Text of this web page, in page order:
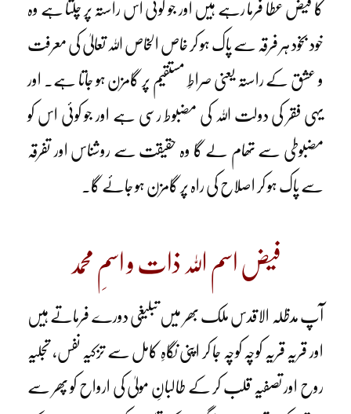
کا فیض عطا فرما رہے ہیں اور جو کوئی اس راستہ پر چلتا ہے وہ
خود بخود ہر فرقہ سے پاک ہو کر خاص الخاص اللہ تعالیٰ کی معرفت
و عشق کے راستہ یعنی صراطِ مستقیم پر گامزن ہو جاتا ہے۔ اور
یہی فقر کی دولت اللہ کی مضبوط رسی ہے اور جو کوئی اس کو
مضبوطی سے تھام لے گا وہ حقیقت سے روشناس اور تفرقہ
سے پاک ہو کر اصلاح کی راہ پر گامزن ہو جائے گا۔
فیض اسم اللہ ذات و اسمِ محمد
آپ مدظلہ الاقدس ملک بھر میں تبلیغی دورے فرماتے ہیں
اور قریہ قریہ کوچہ کوچہ جا کر اپنی نگاہِ کامل سے تزکیہ نفس، تجلیہ
روح اور تصفیہ قلب کر کے طالبانِ مولیٰ کی ارواح کو پھر سے